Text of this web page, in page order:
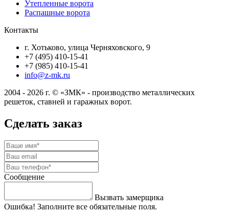
Утепленные ворота
Распашные ворота
Контакты
г. Хотьково, улица Черняховского, 9
+7 (495) 410-15-41
+7 (985) 410-15-41
info@z-mk.ru
2004 - 2026 г. © «ЗМК» - производство металлических
решеток, ставней и гаражных ворот.
Сделать заказ
Сообщение
Вызвать замерщика
Ошибка! Заполните все обязательные поля.